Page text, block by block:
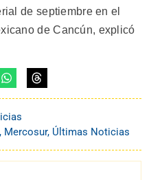
de septiembre en el
de Cancún, explicó
, Mercosur, Últimas Noticias